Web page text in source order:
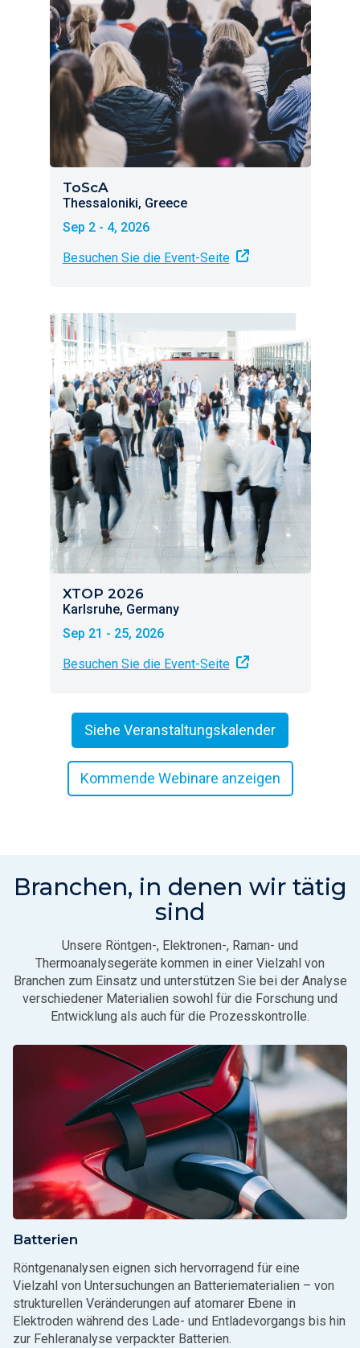
ToScA
Thessaloniki, Greece
Sep 2 - 4, 2026
Besuchen Sie die Event-Seite
XTOP 2026
Karlsruhe, Germany
Sep 21 - 25, 2026
Besuchen Sie die Event-Seite
Siehe Veranstaltungskalender
Kommende Webinare anzeigen
Branchen, in denen wir tätig
sind
Unsere Röntgen-, Elektronen-, Raman- und
Thermoanalysegeräte kommen in einer Vielzahl von
Branchen zum Einsatz und unterstützen Sie bei der Analyse
verschiedener Materialien sowohl für die Forschung und
Entwicklung als auch für die Prozesskontrolle.
Batterien
Röntgenanalysen eignen sich hervorragend für eine
Vielzahl von Untersuchungen an Batteriematerialien – von
strukturellen Veränderungen auf atomarer Ebene in
Elektroden während des Lade- und Entladevorgangs bis hin
zur Fehleranalyse verpackter Batterien.